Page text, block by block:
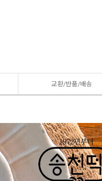
교환/반품/배송